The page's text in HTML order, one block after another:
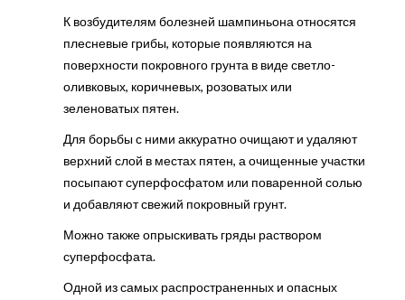
К возбудителям болезней шампиньона относятся
плесневые грибы, которые появляются на
поверхности покровного грунта в виде светло-
оливковых, коричневых, розоватых или
зеленоватых пятен.
Для борьбы с ними аккуратно очищают и удаляют
верхний слой в местах пятен, а очищенные участки
посыпают суперфосфатом или поваренной солью
и добавляют свежий покровный грунт.
Можно также опрыскивать гряды раствором
суперфосфата.
Одной из самых распространенных и опасных